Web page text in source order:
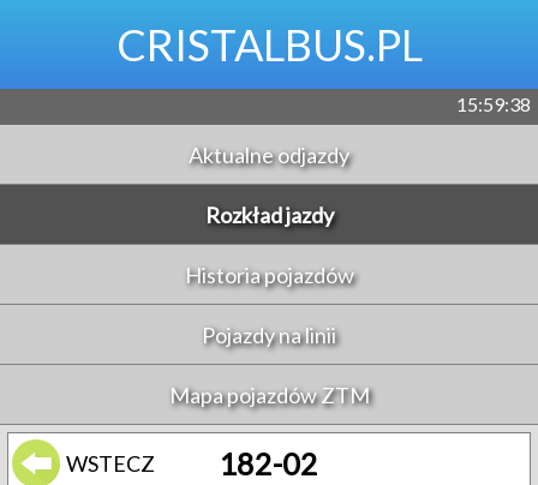
CRISTALBUS.PL
15:59:38
Aktualne odjazdy
Rozkład jazdy
Historia pojazdów
Pojazdy na linii
Mapa pojazdów ZTM
WSTECZ 182-02